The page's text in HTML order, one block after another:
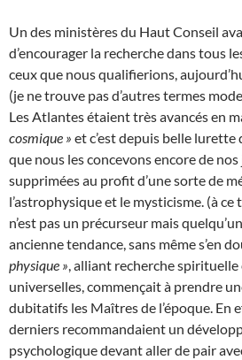
Un des ministères du Haut Conseil
d’encourager la recherche dans tous
ceux que nous qualifierions,
(je ne trouve pas d’autres termes
Les Atlantes étaient très avancés en
cosmique » et c’est depuis belle
que nous les concevons encore de
supprimées au profit d’une sorte de
l’astrophysique et le mysticisme. (à ce
n’est pas un précurseur mais
ancienne tendance, sans même s’en
physique » , alliant recherche
universelles, commençait à prendre
dubitatifs les Maîtres de l’époque. En
derniers recommandaient un
psychologique devant aller de pair